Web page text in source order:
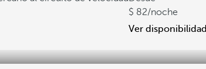
82/noche
Ver disponibilidad